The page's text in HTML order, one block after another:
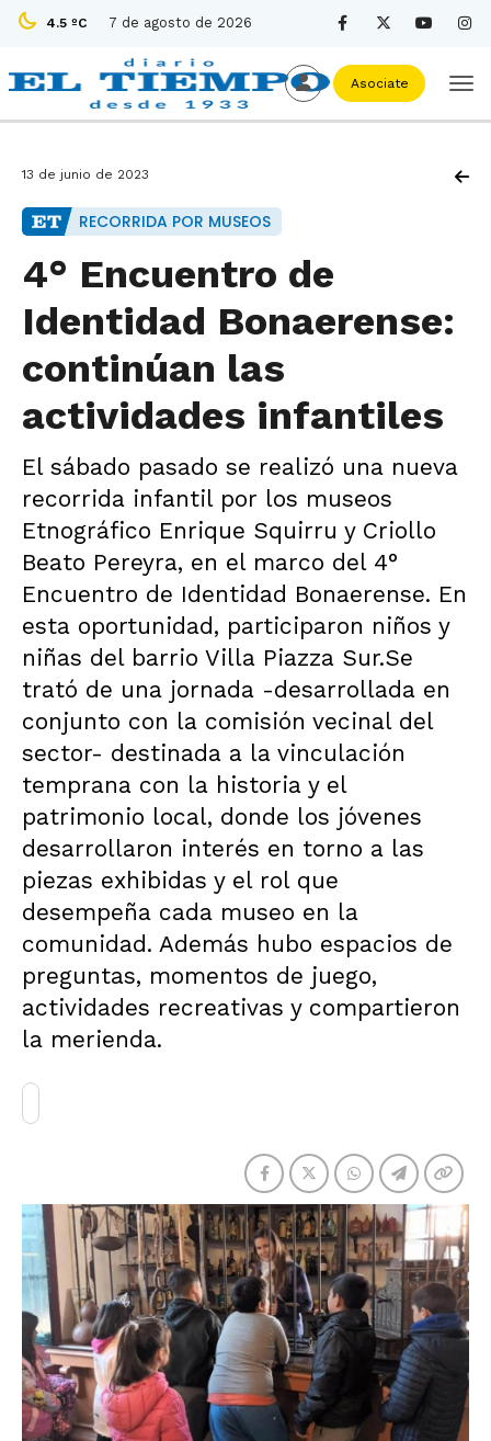
4.5 ºC 7 de agosto de 2026
Asociate
13 de junio de 2023
RECORRIDA POR MUSEOS
4° Encuentro de
Identidad Bonaerense:
continúan las
actividades infantiles
El sábado pasado se realizó una nueva
recorrida infantil por los museos
Etnográfico Enrique Squirru y Criollo
Beato Pereyra, en el marco del 4°
Encuentro de Identidad Bonaerense. En
esta oportunidad, participaron niños y
niñas del barrio Villa Piazza Sur.Se
trató de una jornada -desarrollada en
conjunto con la comisión vecinal del
sector- destinada a la vinculación
temprana con la historia y el
patrimonio local, donde los jóvenes
desarrollaron interés en torno a las
piezas exhibidas y el rol que
desempeña cada museo en la
comunidad. Además hubo espacios de
preguntas, momentos de juego,
actividades recreativas y compartieron
la merienda.